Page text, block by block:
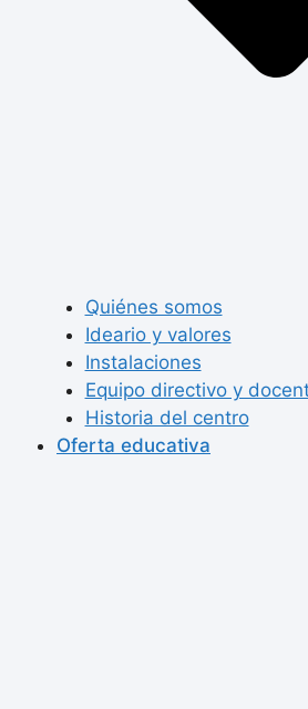
Quiénes somos
Ideario y valores
Instalaciones
Equipo directivo y
Historia del centro
Oferta educativa